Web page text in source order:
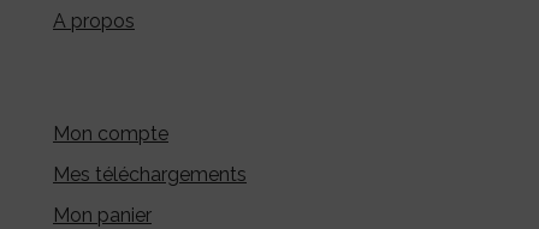
A propos
Mon compte
Mes téléchargements
Mon panier